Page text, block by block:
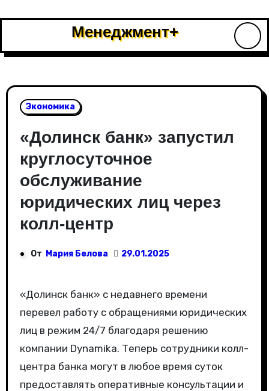
Менеджмент+
Экономика
«Долинск банк» запустил
круглосуточное
обслуживание
юридических лиц через
колл-центр
От Мария Белова 29.01.2025
«Долинск банк» с недавнего времени
перевел работу с обращениями юридических
лиц в режим 24/7 благодаря решению
компании Dynamika. Теперь сотрудники колл-
центра банка могут в любое время суток
предоставлять оперативные консультации и